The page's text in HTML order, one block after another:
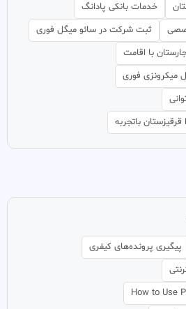
خدمات بانکی پادانگ
ثبت شرکت در سائو میگل فوری
با اقامت
میکرونزی فوری
باتجربه
پیگیری پرونده‌های کیفری
How to Use